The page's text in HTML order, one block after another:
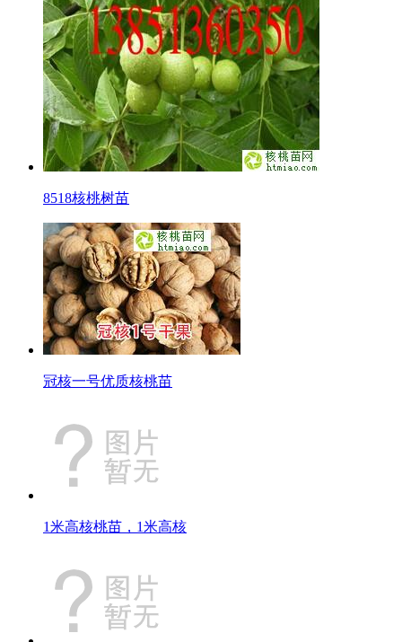
8518核桃树苗
冠核一号优质核桃苗
1米高核桃苗，1米高核